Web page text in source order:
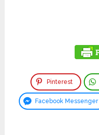
Pinterest
Facebook Messenger